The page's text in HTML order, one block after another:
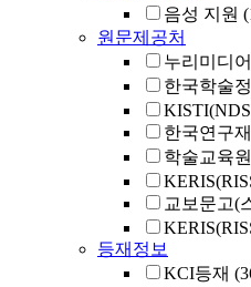
음성 지원
원문제공처
누리미디
한국학술
한국연구
학술교육
교보문고(
등재정보
KCI등재